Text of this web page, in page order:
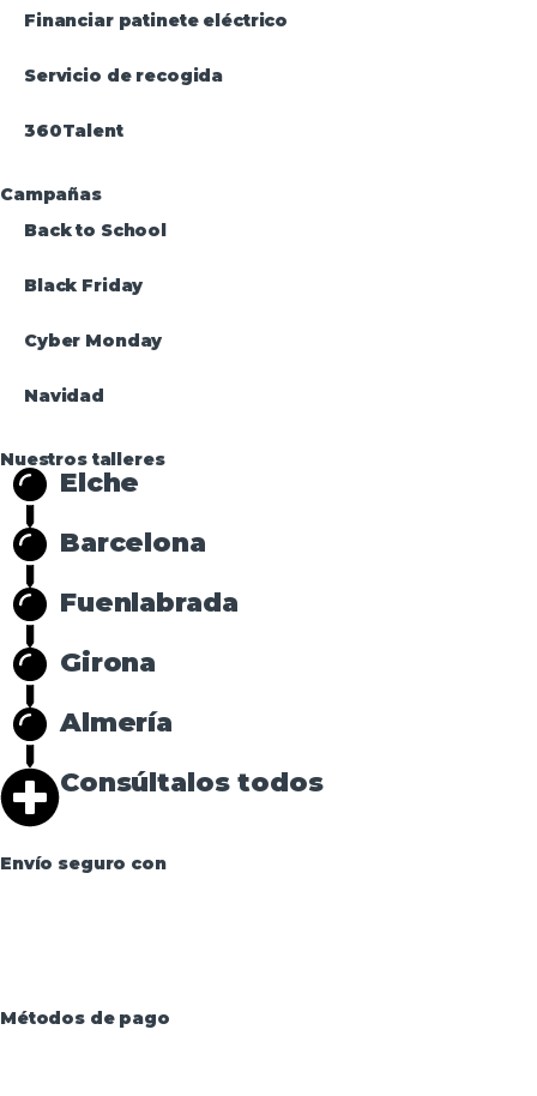
Financiar patinete eléctrico
Servicio de recogida
360Talent
Campañas
Back to School
Black Friday
Cyber Monday
Navidad
Nuestros talleres
Elche
Barcelona
Fuenlabrada
Girona
Almería
Consúltalos todos
Envío seguro con
Métodos de pago